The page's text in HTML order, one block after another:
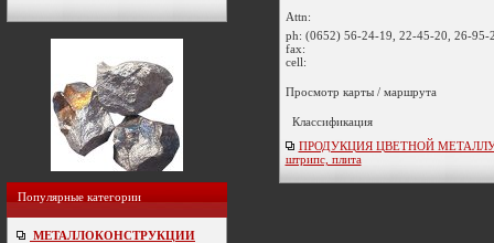
Популярные категории
МЕТАЛЛОКОНСТРУКЦИИ
Attn:
ph: (0652) 56-24-19, 22-45-20, 26-95-
fax:
cell:
Просмотр карты / маршрута
Классификация
ПРОДУКЦИЯ ЦВЕТНОЙ
штрипс, плита